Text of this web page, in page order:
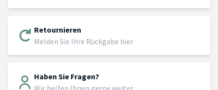
Retournieren
Melden Sie Ihre Rückgabe hier
Haben Sie Fragen?
Wir helfen Ihnen gerne weiter